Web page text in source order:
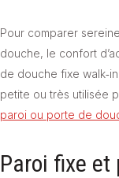
Pour comparer
douche, le confort
de douche fixe
petite ou très utilisée
paroi ou porte de
Paroi fixe et